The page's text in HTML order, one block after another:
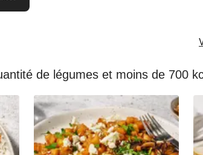
de légumes et moins de 700